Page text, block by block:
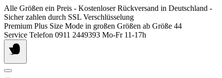
Springen
Sie
zum
Inhalt
Alle Größen ein Preis - Kostenloser Rückversand in Deutschland -
Sicher zahlen durch SSL Verschlüsselung
Premium Plus Size Mode in großen Größen ab Größe 44
Service Telefon 0911 2449393 Mo-Fr 11-17h